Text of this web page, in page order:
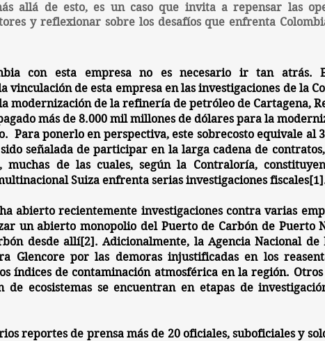
allá de esto, es un caso que invita a repensar las
y reflexionar sobre los desafíos que enfrenta
con esta empresa no es necesario ir tan atrás.
vinculación de esta empresa en las investigaciones de la
modernización de la refinería de petróleo de Cartagena,
más de 8.000 mil millones de dólares para la
ponerlo en perspectiva, este sobrecosto equivale al
señalada de participar en la larga cadena de
muchas de las cuales, según la Contraloría,
Suiza enfrenta serias investigaciones
abierto recientemente investigaciones contra varias
un abiertomonopolio del Puerto de Carbón de Puerto
desde allí[2]. Adicionalmente, la Agencia Nacional de
Glencore por las demoras injustificadasen los
índices de contaminación atmosférica en la región. Otros
ecosistemas se encuentran en etapas de
reportes de prensa más de 20 oficiales, suboficiales y